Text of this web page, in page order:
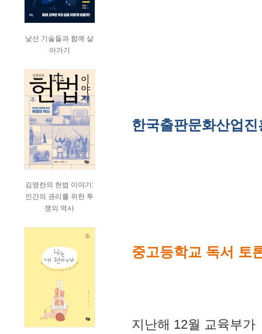
낯선 기술들과 함께 살
아가기
김영란의 헌법 이야기:
인간의 권리를 위한 투
쟁의 역사
한국출판문화산업
중고등학교 독서 토
지난해 12월 교육부가